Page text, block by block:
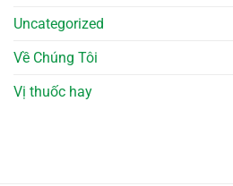
Uncategorized
Về Chúng Tôi
Vị thuốc hay